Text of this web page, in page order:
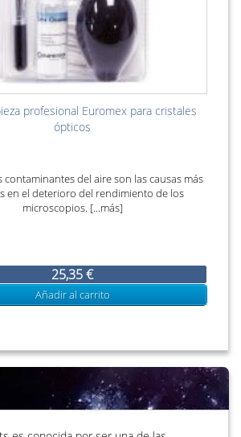
profesional Euromex para cristales
ópticos
contaminantes del aire son las causas más
en el deterioro del rendimiento de los
microscopios. [...más]
25,35 €
Añadir al carrito